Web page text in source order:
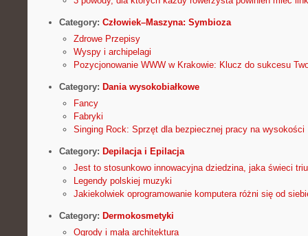
Category: Człowiek–Maszyna: Symbioza
Zdrowe Przepisy
Wyspy i archipelagi
Pozycjonowanie WWW w Krakowie: Klucz do sukcesu
Category: Dania wysokobiałkowe
Fancy
Fabryki
Singing Rock: Sprzęt dla bezpiecznej pracy na wysokości
Category: Depilacja i Epilacja
Jest to stosunkowo innowacyjna dziedzina, jaka świeci
Legendy polskiej muzyki
Jakiekolwiek oprogramowanie komputera różni się od
Category: Dermokosmetyki
Ogrody i mała architektura